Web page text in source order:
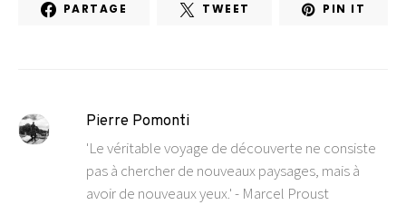
PARTAGE TWEET PIN IT
Pierre Pomonti
'Le véritable voyage de découverte ne consiste
pas à chercher de nouveaux paysages, mais à
avoir de nouveaux yeux.' - Marcel Proust